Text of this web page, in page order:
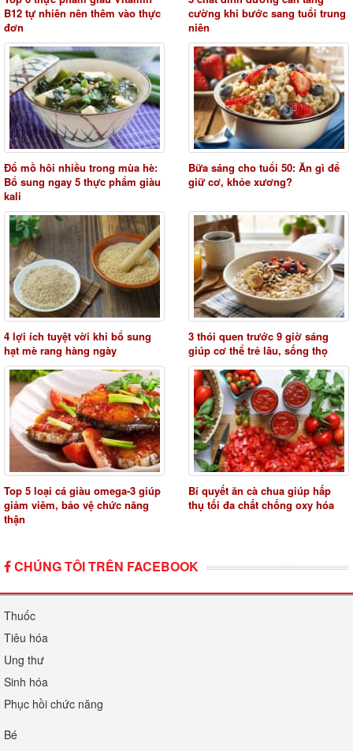
B12 tự nhiên nên thêm vào thực
đơn
cường khi bước sang tuổi trung
niên
Đổ mồ hôi nhiều trong mùa hè:
Bổ sung ngay 5 thực phẩm giàu
kali
Bữa sáng cho tuổi 50: Ăn gì để
giữ cơ, khỏe xương?
4 lợi ích tuyệt vời khi bổ sung
hạt mè rang hàng ngày
3 thói quen trước 9 giờ sáng
giúp cơ thể trẻ lâu, sống thọ
Top 5 loại cá giàu omega-3 giúp
giảm viêm, bảo vệ chức năng
thận
Bí quyết ăn cà chua giúp hấp
thụ tối đa chất chống oxy hóa
CHÚNG TÔI TRÊN FACEBOOK
Thuốc
Tiêu hóa
Ung thư
Sinh hóa
Phục hồi chức năng
Bé